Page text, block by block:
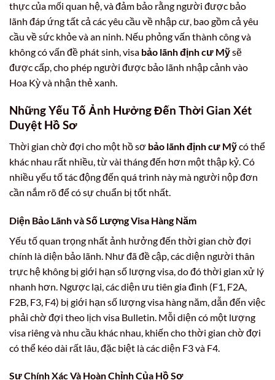
thực của mối quan hệ, và đảm bảo rằng người được bảo
lãnh đáp ứng tất cả các yêu cầu về nhập cư, bao gồm cả yêu
cầu về sức khỏe và an ninh. Nếu phỏng vấn thành công và
không có vấn đề phát sinh, visa bảo lãnh định cư Mỹsẽ
được cấp, cho phép người được bảo lãnh nhập cảnh vào
Hoa Kỳ và nhận thẻ xanh.
Những Yếu Tố Ảnh Hưởng Đến Thời Gian Xét
Duyệt Hồ Sơ
Thời gian chờ đợi cho một hồ sơ bảo lãnh định cư Mỹcó thể
khác nhau rất nhiều, từ vài tháng đến hơn một thập kỷ. Có
nhiều yếu tố tác động đến quá trình này mà người nộp đơn
cần nắm rõ để có sự chuẩn bị tốt nhất.
Diện Bảo Lãnh và Số Lượng Visa Hàng Năm
Yếu tố quan trọng nhất ảnh hưởng đến thời gian chờ đợi
chính là diện bảo lãnh. Như đã đề cập, các diện người thân
trực hệ không bị giới hạn số lượng visa, do đó thời gian xử lý
nhanh hơn. Ngược lại, các diện ưu tiên gia đình (F1, F2A,
F2B, F3, F4) bị giới hạn số lượng visa hàng năm, dẫn đến việc
phải chờ đợi theo lịch visa Bulletin. Mỗi diện có một lượng
visa riêng và nhu cầu khác nhau, khiến cho thời gian chờ đợi
có thể kéo dài rất lâu, đặc biệt là các diện F3 và F4.
Sự Chính Xác Và Hoàn Chỉnh Của Hồ Sơ